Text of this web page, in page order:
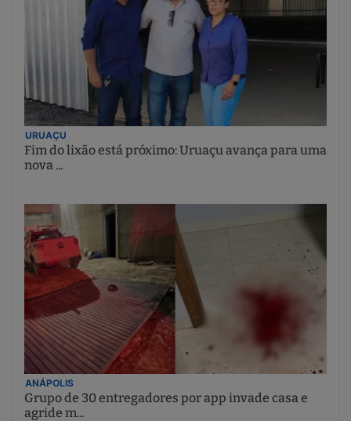
URUAÇU
Fim do lixão está próximo: Uruaçu avança para uma
nova ...
ANÁPOLIS
Grupo de 30 entregadores por app invade casa e
agride m...